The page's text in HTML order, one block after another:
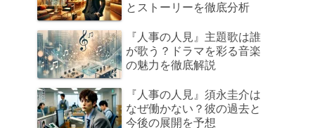
とストーリーを徹底分析
『人事の人見』主題歌は誰
が歌う？ドラマを彩る音楽
の魅力を徹底解説
『人事の人見』須永圭介は
なぜ働かない？彼の過去と
今後の展開を予想